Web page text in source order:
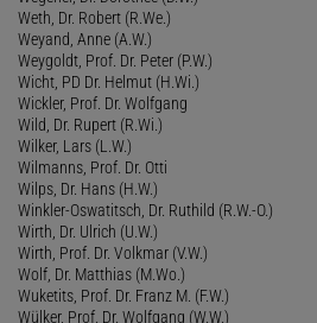
Weth, Dr. Robert (R.We.)
Weyand, Anne (A.W.)
Weygoldt, Prof. Dr. Peter (P.W.)
Wicht, PD Dr. Helmut (H.Wi.)
Wickler, Prof. Dr. Wolfgang
Wild, Dr. Rupert (R.Wi.)
Wilker, Lars (L.W.)
Wilmanns, Prof. Dr. Otti
Wilps, Dr. Hans (H.W.)
Winkler-Oswatitsch, Dr. Ruthild (R.W.-O.)
Wirth, Dr. Ulrich (U.W.)
Wirth, Prof. Dr. Volkmar (V.W.)
Wolf, Dr. Matthias (M.Wo.)
Wuketits, Prof. Dr. Franz M. (F.W.)
Wülker, Prof. Dr. Wolfgang (W.W.)